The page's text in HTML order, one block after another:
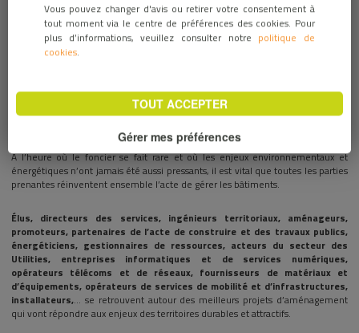
A l’heure où le foncier se fait rare et où les enjeux environnementaux et
énergétiques n’ont jamais été aussi pressants, il est vital que toutes les parties
prenantes réinventent ensemble l’acte de gérer les bâtiments.
Élus, directeurs des services, ingénieurs territoriaux, aménageurs,
promoteurs, partenaires de l’acte de construire et des travaux publics,
énergéticiens, gestionnaires de ressources, acteurs du secteur des
Utilities, entreprises informatiques et de services numériques,
opérateurs télécoms et de réseaux, fournisseurs de matériaux et
d’équipements, opérateurs de services de mobilité et d’infrastructures,
installateurs,… se retrouvent autour des meilleurs projets d’aménagement
qui vont répondre aux enjeux des territoires durables et attractifs.
Vous pouvez changer d'avis ou retirer votre consentement à
tout moment via le centre de préférences des cookies. Pour
plus d’informations, veuillez consulter notre politique de
cookies.
TOUT ACCEPTER
Gérer mes préférences